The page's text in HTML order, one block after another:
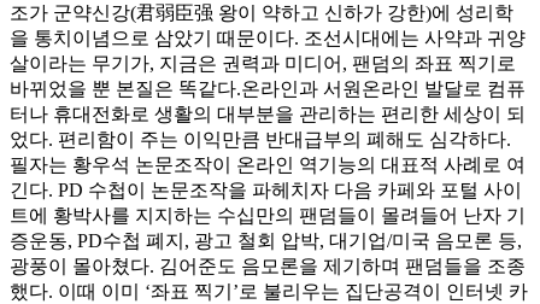
조가 군약신강(君弱臣强 왕이 약하고 신하가 강한)에 성리학
을 통치이념으로 삼았기 때문이다. 조선시대에는 사약과 귀양
살이라는 무기가, 지금은 권력과 미디어, 팬덤의 좌표 찍기로
바뀌었을 뿐 본질은 똑같다.온라인과 서원온라인 발달로 컴퓨
터나 휴대전화로 생활의 대부분을 관리하는 편리한 세상이 되
었다. 편리함이 주는 이익만큼 반대급부의 폐해도 심각하다.
필자는 황우석 논문조작이 온라인 역기능의 대표적 사례로 여
긴다. PD 수첩이 논문조작을 파헤치자 다음 카페와 포털 사이
트에 황박사를 지지하는 수십만의 팬덤들이 몰려들어 난자 기
증운동, PD수첩 폐지, 광고 철회 압박, 대기업/미국 음모론 등,
광풍이 몰아쳤다. 김어준도 음모론을 제기하며 팬덤들을 조종
했다. 이때 이미 ‘좌표 찍기’로 불리우는 집단공격이 인터넷 카